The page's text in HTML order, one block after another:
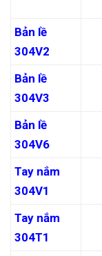
Bản lề
304V2
Bản lề
304V3
Bản lề
304V6
Tay nắm
304V1
Tay nắm
304T1